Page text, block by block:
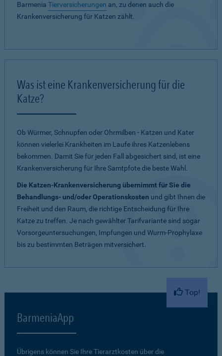
Barmenia Tierversicherungen an, zu denen auch die
Krankenversicherung für Katzen zählt.
Was ist eine Krankenversicherung für die
Katze?
Ob Würmer, Schnupfen oder Ohrmilben - Katzen und Kater
können vielerlei Krankheiten im Laufe ihres Katzenlebens
bekommen. Damit Sie für jeden Fall abgesichert sind, ist eine
Krankenversicherung für Ihre Samtpfote die beste Wahl.
Die Katzen-Krankenversicherung übernimmt für Sie die
Behandlungs- und/oder Operationskosten und gibt Ihnen die
Freiheit und den Raum, die richtige Entscheidung für Ihre
Katze zu treffen. Je nach gewählter Tarifvariante sind sogar
Vorsorgeuntersuchungen, Impfungen und Wurm-Prophylaxe
bis zu bestimmten Beträgen mitversichert.
Top!
BarmeniaApp
Übrigens können Sie Ihre Tierarztkosten über die